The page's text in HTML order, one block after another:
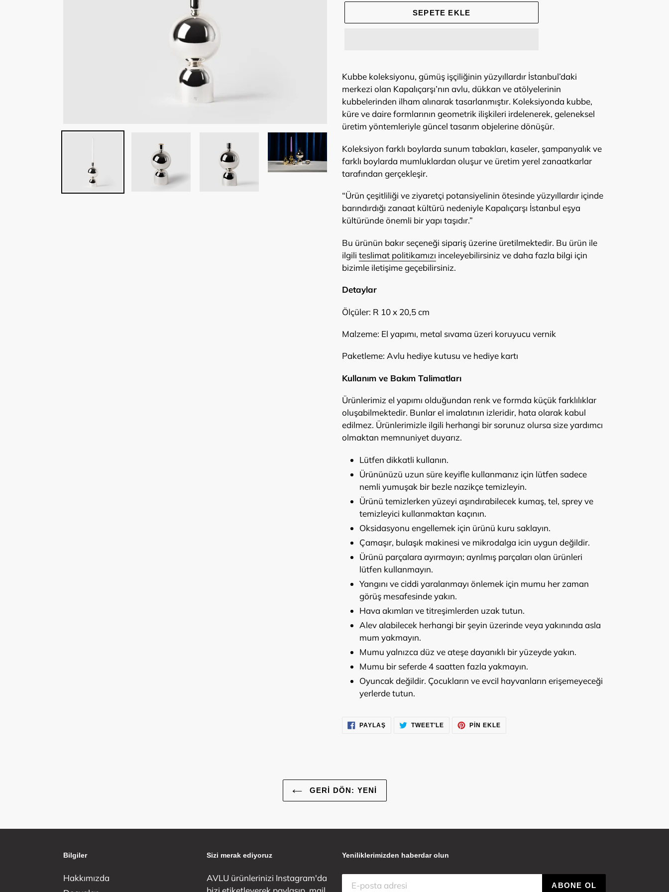
SEPETE EKLE
sepetinize
ekleniyor
Kubbe koleksiyonu, gümüş işçiliğinin yüzyıllardır İstanbul’daki
merkezi olan Kapalıçarşı’nın avlu, dükkan ve atölyelerinin
kubbelerinden ilham alınarak tasarlanmıştır. Koleksiyonda kubbe,
küre ve daire formlarının geometrik ilişkileri irdelenerek, geleneksel
üretim yöntemleriyle güncel tasarım objelerine dönüşür.
Koleksiyon farklı boylarda sunum tabakları, kaseler, şampanyalık ve
farklı boylarda mumluklardan oluşur ve üretim yerel zanaatkarlar
tarafından gerçekleşir.
“Ürün çeşitliliği ve ziyaretçi potansiyelinin ötesinde yüzyıllardır içinde
barındırdığı zanaat kültürü nedeniyle Kapalıçarşı İstanbul eşya
kültüründe önemli bir yapı taşıdır.”
Bu ürünün bakır seçeneği sipariş üzerine üretilmektedir. Bu ürün ile
ilgili teslimat politikamızı inceleyebilirsiniz ve daha fazla bilgi için
bizimle iletişime geçebilirsiniz.
Detaylar
Ölçüler: R 10 x 20,5 cm
Malzeme: El yapımı, metal sıvama üzeri koruyucu vernik
Paketleme: Avlu hediye kutusu ve hediye kartı
Kullanım ve Bakım Talimatları
Ürünlerimiz el yapımı olduğundan renk ve formda küçük farklılıklar
oluşabilmektedir. Bunlar el imalatının izleridir, hata olarak kabul
edilmez. Ürünlerimizle ilgili herhangi bir sorunuz olursa size yardımcı
olmaktan memnuniyet duyarız.
Lütfen dikkatli kullanın.
Ürününüzü uzun süre keyifle kullanmanız için lütfen sadece
nemli yumuşak bir bezle nazikçe temizleyin.
Ürünü temizlerken yüzeyi aşındırabilecek kumaş, tel, sprey ve
temizleyici kullanmaktan kaçının.
Oksidasyonu engellemek için ürünü kuru saklayın.
Çamaşır, bulaşık makinesi ve mikrodalga icin uygun değildir.
Ürünü parçalara ayırmayın; ayrılmış parçaları olan ürünleri
lütfen kullanmayın.
Yangını ve ciddi yaralanmayı önlemek için mumu her zaman
görüş mesafesinde yakın.
Hava akımları ve titreşimlerden uzak tutun.
Alev alabilecek herhangi bir şeyin üzerinde veya yakınında asla
mum yakmayın.
Mumu yalnızca düz ve ateşe dayanıklı bir yüzeyde yakın.
Mumu bir seferde 4 saatten fazla yakmayın.
Oyuncak değildir. Çocukların ve evcil hayvanların erişemeyeceği
yerlerde tutun.
PAYLAŞFACEBOOK'TA
PAYLAŞ
TWEET'LE TWITTER'DA
TWEET'LE
PIN EKLE
GERI DÖN: YENI
Bilgiler
Hakkımızda
Sizi merak ediyoruz
AVLU ürünlerinizi Instagram'da
Yeniliklerimizden haberdar olun
ABONE OL